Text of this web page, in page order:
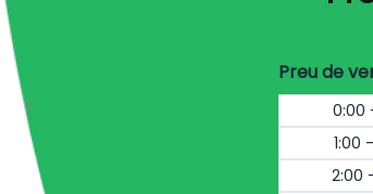
Preu de
0:00
1:00
2:00